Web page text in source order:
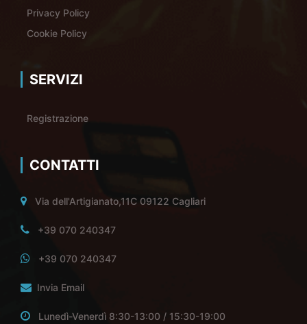
Privacy Policy
Cookie Policy
SERVIZI
Registrazione
CONTATTI
Via dell'Artigianato,11C 09122 Cagliari
+39 070 240347
+39 070 240347
Invia Email
Lunedì-Venerdì 8:30-13:00 / 15:30-19:00